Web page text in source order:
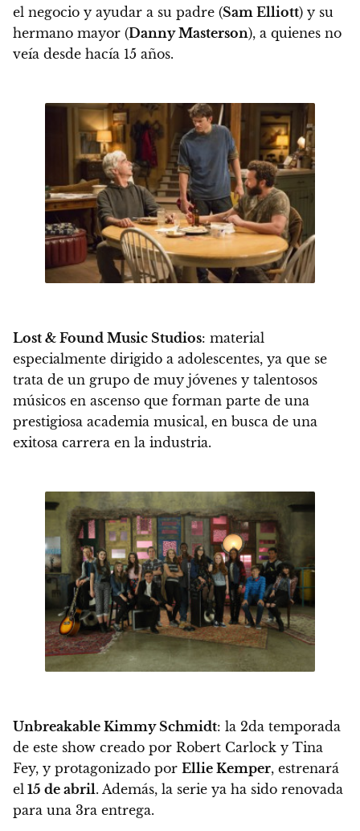
el negocio y ayudar a su padre (Sam Elliott) y su
hermano mayor (Danny Masterson), a quienes no
veía desde hacía 15 años.
Lost & Found Music Studios: material
especialmente dirigido a adolescentes, ya que se
trata de un grupo de muy jóvenes y talentosos
músicos en ascenso que forman parte de una
prestigiosa academia musical, en busca de una
exitosa carrera en la industria.
Unbreakable Kimmy Schmidt: la 2da temporada
de este show creado por Robert Carlock y Tina
Fey, y protagonizado por Ellie Kemper, estrenará
el 15 de abril. Además, la serie ya ha sido renovada
para una 3ra entrega.